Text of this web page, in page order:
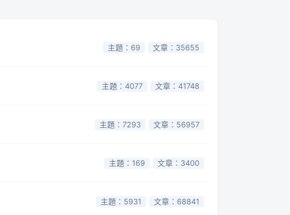
主題：69 文章：35655
主題：4077 文章：41748
主題：7293 文章：56957
主題：169 文章：3400
主題：5931 文章：68841